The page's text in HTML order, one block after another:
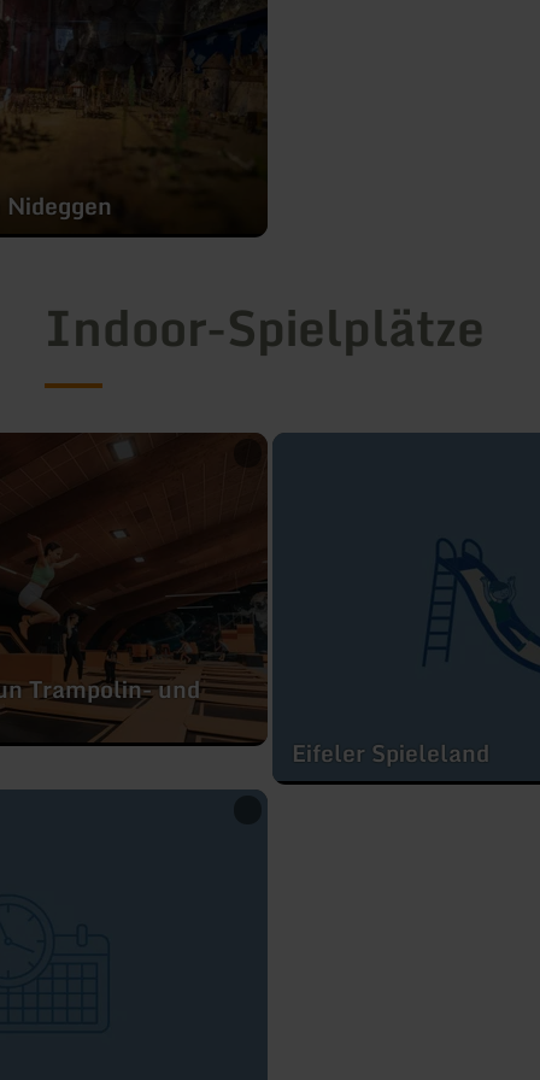
Indoor-Spielplätze
Trampolin- und
Eifeler Spieleland
mehr